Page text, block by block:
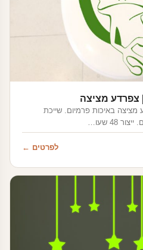
מציצה
באיכות פרמיום. שייכת
48 שעו…
לפרטים ←